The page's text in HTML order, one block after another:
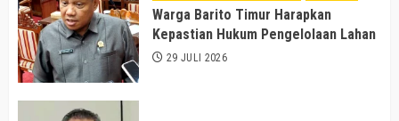
Warga Barito Timur Harapkan
Kepastian Hukum Pengelolaan Lahan
29 JULI 2026